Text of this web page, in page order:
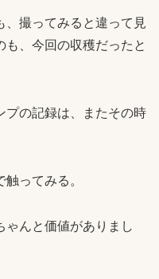
、撮ってみると違って見
も、今回の収穫だったと
プの記録は、またその時
ってみる。
ゃんと価値がありまし